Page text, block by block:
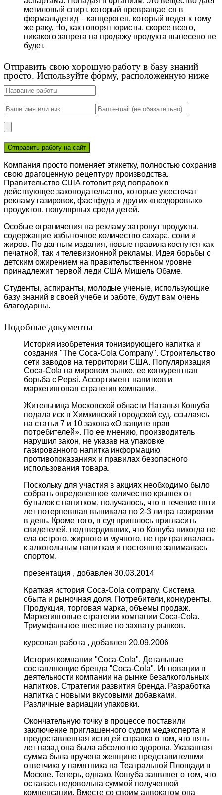
метиловый спирт, который превращается в
формальдегид – канцероген, который ведет к тому
же раку. Но, как говорят юристы, скорее всего,
никакого запрета на продажу продукта вынесено не
будет.
Отправить свою хорошую работу в базу знаний
просто. Используйте форму, расположенную ниже
Компания просто поменяет этикетку, полностью сохранив
свою драгоценную рецептуру производства.
Правительство США готовит ряд поправок в
действующее законодательство, которые ужесточат
рекламу газировок, фастфуда и других «нездоровых»
продуктов, популярных среди детей.
Особые ограничения на рекламу затронут продукты,
содержащие избыточное количество сахара, соли и
жиров. По данным издания, новые правила коснутся как
печатной, так и телевизионной рекламы. Идея борьбы с
детским ожирением на правительственном уровне
принадлежит первой леди США Мишель Обаме.
Студенты, аспиранты, молодые ученые, использующие
базу знаний в своей учебе и работе, будут вам очень
благодарны.
Подобные документы
История изобретения тонизирующего напитка и
создания "The Coca-Cola Company". Строительство
сети заводов на территории США. Популяризация
Coca-Cola на мировом рынке, ее конкурентная
борьба с Pepsi. Ассортимент напитков и
маркетинговая стратегия компании.
Жительница Московской области Наталья Кошуба
подала иск в Химкинский городской суд, ссылаясь
на статьи 7 и 10 закона «О защите прав
потребителей». По ее мнению, производитель
нарушил закон, не указав на упаковке
газированного напитка информацию
противопоказаниях и правилах безопасного
использования товара.
Поскольку для участия в акциях необходимо было
собрать определенное количество крышек от
бутылок с напитком, получалось, что в течение пяти
лет потерпевшая выпивала по 2-3 литра газировки
в день. Кроме того, в суд пришлось пригласить
свидетелей, подтвердивших, что Кошуба никогда не
ела острого, жирного и мучного, не притрагивалась
к алкогольным напиткам и постоянно занималась
спортом.
презентация , добавлен 30.03.2014
Краткая история Coca-Cola company. Система
сбыта и рыночная доля. Потребители, конкуренты.
Продукция, торговая марка, объемы продаж.
Маркетинговые стратегии компании Coca-Cola.
Триумфальное шествие по захвату рынков.
курсовая работа , добавлен 20.09.2006
История компании "Coca-Cola". Детальные
составляющие бренда "Coca-Cola". Инновации в
деятельности компании на рынке безалкогольных
напитков. Стратегии развития бренда. Разработка
напитка с новыми вкусовыми добавками.
Различные вариации упаковки.
Окончательную точку в процессе поставили
заключение приглашенного судом медэксперта и
предоставленная истицей справка о том, что пять
лет назад она была абсолютно здорова. Указанная
сумма была вручена женщине представителями
ответчика у памятника на Театральной Площади в
Москве. Теперь, однако, Кошуба заявляет о том, что
осталась недовольна суммой полученной
компенсации. Вместе со своим адвокатом она